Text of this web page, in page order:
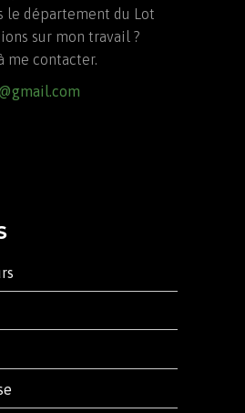
le département du Lot
sur mon travail ?
me contacter.